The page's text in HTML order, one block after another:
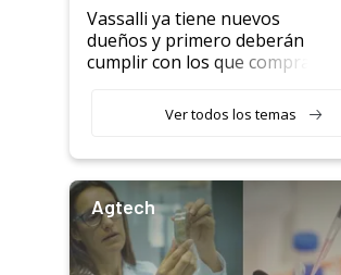
Vassalli ya tiene nuevos
dueños y primero deberán
cumplir con los que compraron
recibieron: quién está detrás
del rescate de la empresa
Ver todos los temas
Agtech